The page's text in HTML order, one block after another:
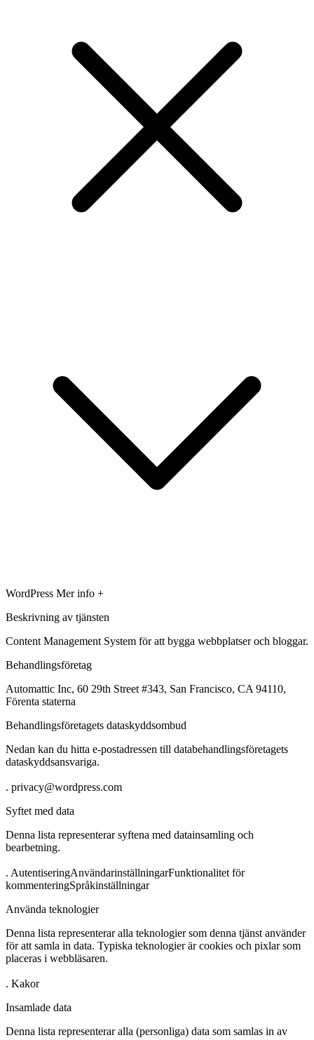
WordPress Mer info +
Beskrivning av tjänsten
Content Management System för att bygga webbplatser och bloggar.
Behandlingsföretag
Automattic Inc, 60 29th Street #343, San Francisco, CA 94110,
Förenta staterna
Behandlingsföretagets dataskyddsombud
Nedan kan du hitta e-postadressen till databehandlingsföretagets
dataskyddsansvariga.
. privacy@wordpress.com
Syftet med data
Denna lista representerar syftena med datainsamling och
bearbetning.
. AutentiseringAnvändarinställningarFunktionalitet för
kommenteringSpråkinställningar
Använda teknologier
Denna lista representerar alla teknologier som denna tjänst använder
för att samla in data. Typiska teknologier är cookies och pixlar som
placeras i webbläsaren.
. Kakor
Insamlade data
Denna lista representerar alla (personliga) data som samlas in av